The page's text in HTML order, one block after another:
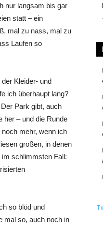
nur langsam bis gar
statt – ein
mal zu nass, mal zu
Laufen so
Kleider- und
ich überhaupt lang?
Park gibt, auch
her – und die Runde
mehr, wenn ich
großen, in denen
schlimmsten Fall:
so blöd und
mal so, auch noch in